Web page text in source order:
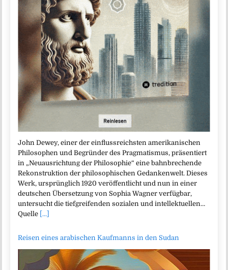
John Dewey, einer der einflussreichsten amerikanischen
Philosophen und Begründer des Pragmatismus, präsentiert
in „Neuausrichtung der Philosophie“ eine bahnbrechende
Rekonstruktion der philosophischen Gedankenwelt. Dieses
Werk, ursprünglich 1920 veröffentlicht und nun in einer
deutschen Übersetzung von Sophia Wagner verfügbar,
untersucht die tiefgreifenden sozialen und intellektuellen…
Quelle [...]
Reisen eines arabischen Kaufmanns in den Sudan